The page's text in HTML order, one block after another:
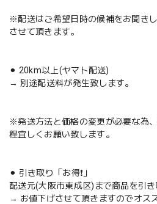
※配送はご希望日時の候補をお聞き
させて頂きます。
⚫︎ 20km以上(ヤマト配送)
→ 別途配送料が発生致します。
※発送方法と価格の変更が必要な為
程宜しくお願い致します。
⚫︎ 引き取り「お得❗️」
配送元(大阪市東成区)まで商品を引
→ お値下げさせて頂きますのでオス